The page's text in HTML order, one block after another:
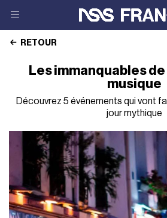
RETOUR
Les immanquables
musique
Découvrez 5 événements qui vont
jour mythique